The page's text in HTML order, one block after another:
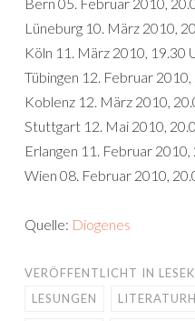
Lüneburg 10. März 2010,
Köln 11. März 2010, 19.30
Tübingen 12. Februar
Koblenz 12. März 2010,
Stuttgart 12. Mai 2010,
Erlangen 11. Februar
Wien 08. Februar 2010,
Quelle: Diogenes
VERÖFFENTLICHT IN
LESUNGEN